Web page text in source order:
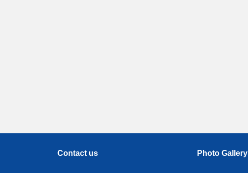
Contact us Photo Gallery